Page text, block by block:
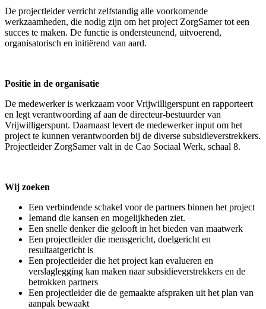
De projectleider verricht zelfstandig alle voorkomende
werkzaamheden, die nodig zijn om het project ZorgSamer tot een
succes te maken. De functie is ondersteunend, uitvoerend,
organisatorisch en initiërend van aard.
Positie in de organisatie
De medewerker is werkzaam voor Vrijwilligerspunt en rapporteert
en legt verantwoording af aan de directeur-bestuurder van
Vrijwilligerspunt. Daarnaast levert de medewerker input om het
project te kunnen verantwoorden bij de diverse subsidieverstrekkers.
Projectleider ZorgSamer valt in de Cao Sociaal Werk, schaal 8.
Wij zoeken
Een verbindende schakel voor de partners binnen het project
Iemand die kansen en mogelijkheden ziet.
Een snelle denker die gelooft in het bieden van maatwerk
Een projectleider die mensgericht, doelgericht en
resultaatgericht is
Een projectleider die het project kan evalueren en
verslaglegging kan maken naar subsidieverstrekkers en de
betrokken partners
Een projectleider die de gemaakte afspraken uit het plan van
aanpak bewaakt